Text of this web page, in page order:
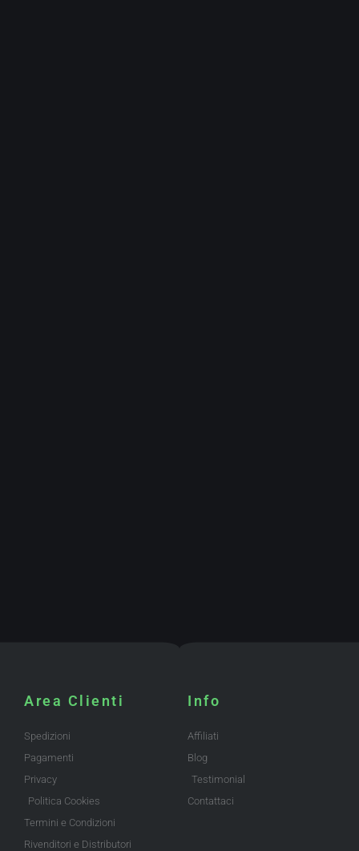
Area Clienti
Spedizioni
Pagamenti
Privacy
Politica Cookies
Termini e Condizioni
Rivenditori e Distributori
Info
Affiliati
Blog
Testimonial
Contattaci